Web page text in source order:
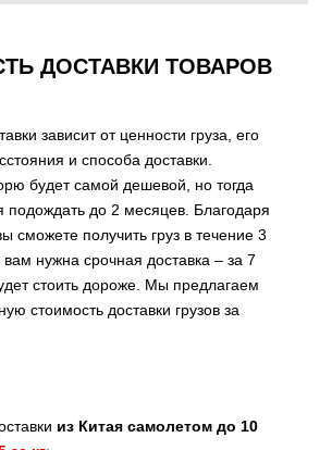
ДОСТАВКИ ТОВАРОВ
зависит от ценности груза, его
и способа доставки.
будет самой дешевой, но тогда
подождать до 2 месяцев. Благодаря
сможете получить груз в течение 3
нужна срочная доставка – за 7
стоить дороже. Мы предлагаем
стоимость доставки грузов за
из Китая самолетом до 10